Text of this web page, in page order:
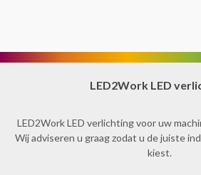
LED2Work LED
LED2Work LED verlichting voor uw
Wij adviseren u graag zodat u de juiste
kiest.